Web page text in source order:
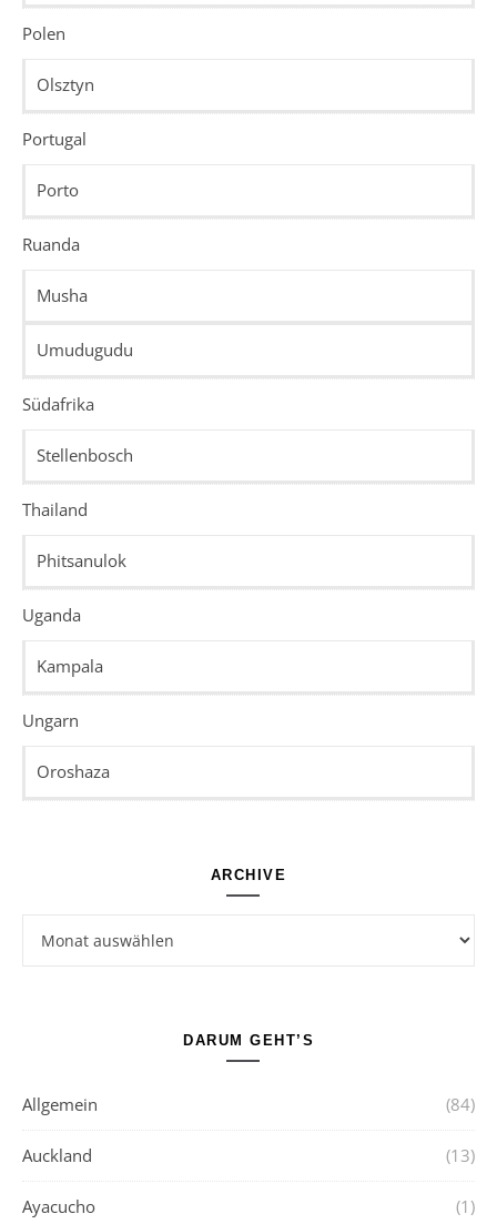
Polen
Olsztyn
Portugal
Porto
Ruanda
Musha
Umudugudu
Südafrika
Stellenbosch
Thailand
Phitsanulok
Uganda
Kampala
Ungarn
Oroshaza
ARCHIVE
DARUM GEHT’S
Allgemein (84)
Auckland (13)
Ayacucho (1)